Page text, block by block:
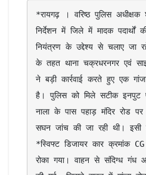
*रायगढ़ । वरिष्ठ पुलिस
निर्देशन में जिले में मादक पदार्थों
नियंत्रण के उद्देश्य से चलाए जा
के तहत थाना चक्रधरनगर एवं
ने बड़ी कार्रवाई करते हुए एक
है। पुलिस को मिले सटीक इनपुट
नाला के पास पहाड़ मंदिर रोड
सघन जांच की जा रही थी। इसी
*स्व‍िफ्ट डिजायर कार क्रमांक
रोका गया। वाहन से संदिग्ध